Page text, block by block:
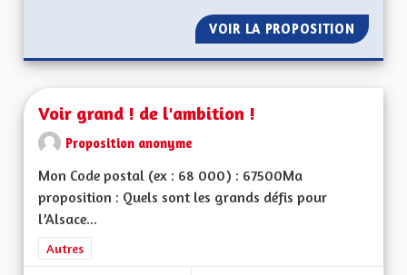
VOIR LA PROPOSITION
Voir grand ! de l'ambition !
Proposition anonyme
Mon Code postal (ex : 68 000) : 67500Ma
proposition : Quels sont les grands défis pour
l’Alsace...
Filtrer les résultats de la catégorie : Autres
Autres